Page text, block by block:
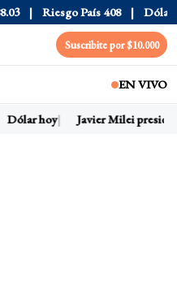
Riesgo País 408 Dólar
Suscribite por $10.000
EN VIVO
Dólar hoy Javier Milei presidente